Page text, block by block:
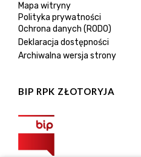
Mapa witryny
Polityka prywatności
Ochrona danych (RODO)
Deklaracja dostępności
Archiwalna wersja strony
BIP RPK ZŁOTORYJA